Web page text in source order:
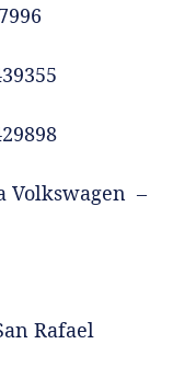
Volkswagen –
Rafael